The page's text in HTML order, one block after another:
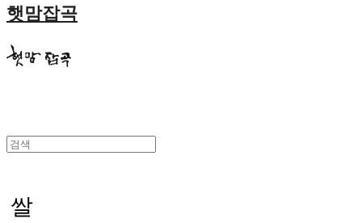
햇맘잡곡
쌀